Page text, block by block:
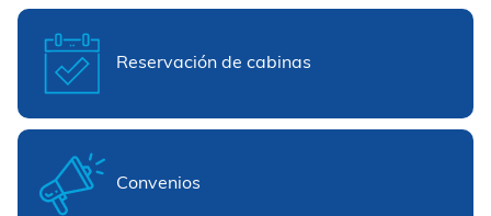
Reservación de cabinas
Convenios